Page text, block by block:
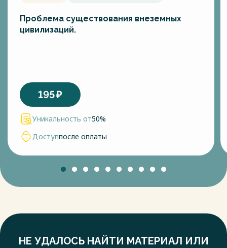
Проблема существования внеземных
цивилизаций.
195₽
Уникальность от50%
Доступпосле оплаты
НЕ УДАЛОСЬ НАЙТИ МАТЕРИАЛ ИЛИ